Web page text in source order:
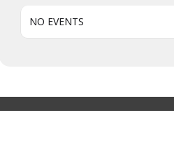
NO EVENTS